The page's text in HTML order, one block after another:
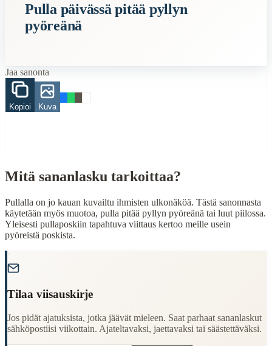
Description:Pullalla on jo kauan kuvailtu ihmisten ulkonäköä. Tästä
Semantic Themes
Related Topics
pulla
päivä
Finding Finnish proverbs about specific topics
Understanding Finnish cultural wisdom
Finding quotes for speeches or writing
Cultural Context
Language:
Origin:
Period: Traditional folk wisdom
Pulla päivässä pitää pyllyn
pyöreänä
Jaa sanonta
Kopioi Kuva
Mitä sananlasku tarkoittaa?
Pullalla on jo kauan kuvailtu ihmisten ulkonäköä. Tästä sanonnasta
käytetään myös muotoa, pulla pitää pyllyn pyöreänä tai luut piilossa.
Yleisesti pullaposkiin tapahtuva viittaus kertoo meille usein
pyöreistä poskista.
Tilaa viisauskirje
Jos pidät ajatuksista, jotka jäävät mieleen. Saat parhaat sananlaskut
sähköpostiisi viikottain. Ajateltavaksi, jaettavaksi tai säästettäväksi.